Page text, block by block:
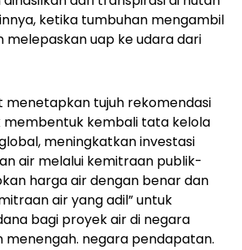
ketika tumbuhan mengambil
melepaskan uap ke udara dari
menetapkan tujuh rekomendasi
membentuk kembali tata kelola
meningkatkan investasi
air melalui kemitraan publik-
harga air dengan benar dan
air yang adil” untuk
bagi proyek air di negara
negara pendapatan.